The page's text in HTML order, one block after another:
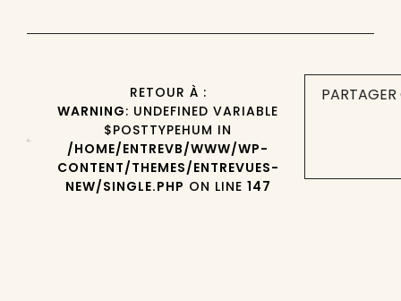
RETOUR À :
WARNING: UNDEFINED VARIABLE
$POSTTYPEHUM IN
/HOME/ENTREVB/WWW/WP-
CONTENT/THEMES/ENTREVUES-
NEW/SINGLE.PHP ON LINE 147